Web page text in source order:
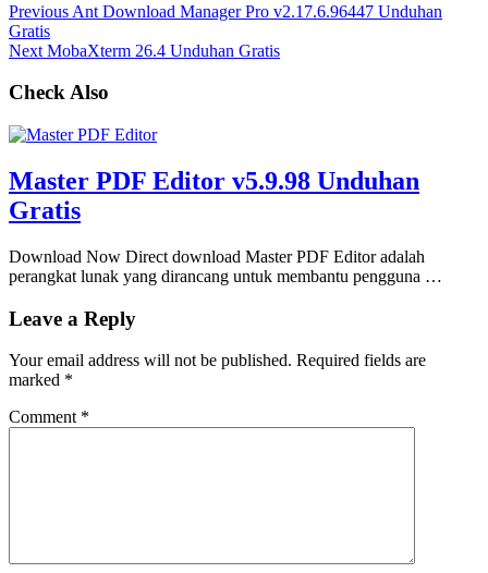
Previous Ant Download Manager Pro v2.17.6.96447 Unduhan
Gratis
Next MobaXterm 26.4 Unduhan Gratis
Check Also
Master PDF Editor v5.9.98 Unduhan
Gratis
Download Now Direct download Master PDF Editor adalah
perangkat lunak yang dirancang untuk membantu pengguna …
Leave a Reply
Your email address will not be published. Required fields are
marked *
Comment *